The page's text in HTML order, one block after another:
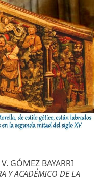
GÓMEZ BAYARRI
Y ACADÉMICO DE LA